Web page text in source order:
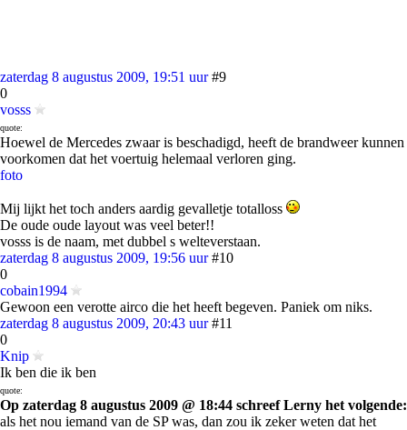
zaterdag 8 augustus 2009, 19:51 uur #9
0
vosss
quote:
Hoewel de Mercedes zwaar is beschadigd, heeft de brandweer kunnen
voorkomen dat het voertuig helemaal verloren ging.
foto
Mij lijkt het toch anders aardig gevalletje totalloss
De oude oude layout was veel beter!!
vosss is de naam, met dubbel s welteverstaan.
zaterdag 8 augustus 2009, 19:56 uur #10
0
cobain1994
Gewoon een verotte airco die het heeft begeven. Paniek om niks.
zaterdag 8 augustus 2009, 20:43 uur #11
0
Knip
Ik ben die ik ben
quote:
Op zaterdag 8 augustus 2009 @ 18:44 schreef Lerny het volgende:
als het nou iemand van de SP was, dan zou ik zeker weten dat het